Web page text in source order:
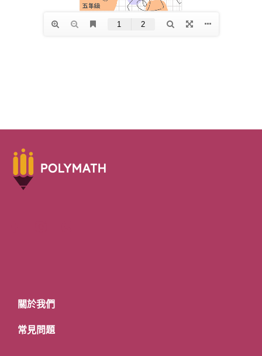
關於我們
常見問題